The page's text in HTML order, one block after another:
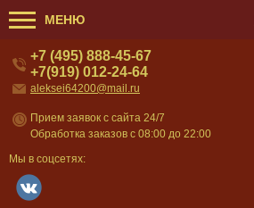
МЕНЮ
+7 (495) 888-45-67
+7(919) 012-24-64
aleksei64200@mail.ru
Прием заявок с сайта 24/7
Обработка заказов с 08:00 до 22:00
Мы в соцсетях: